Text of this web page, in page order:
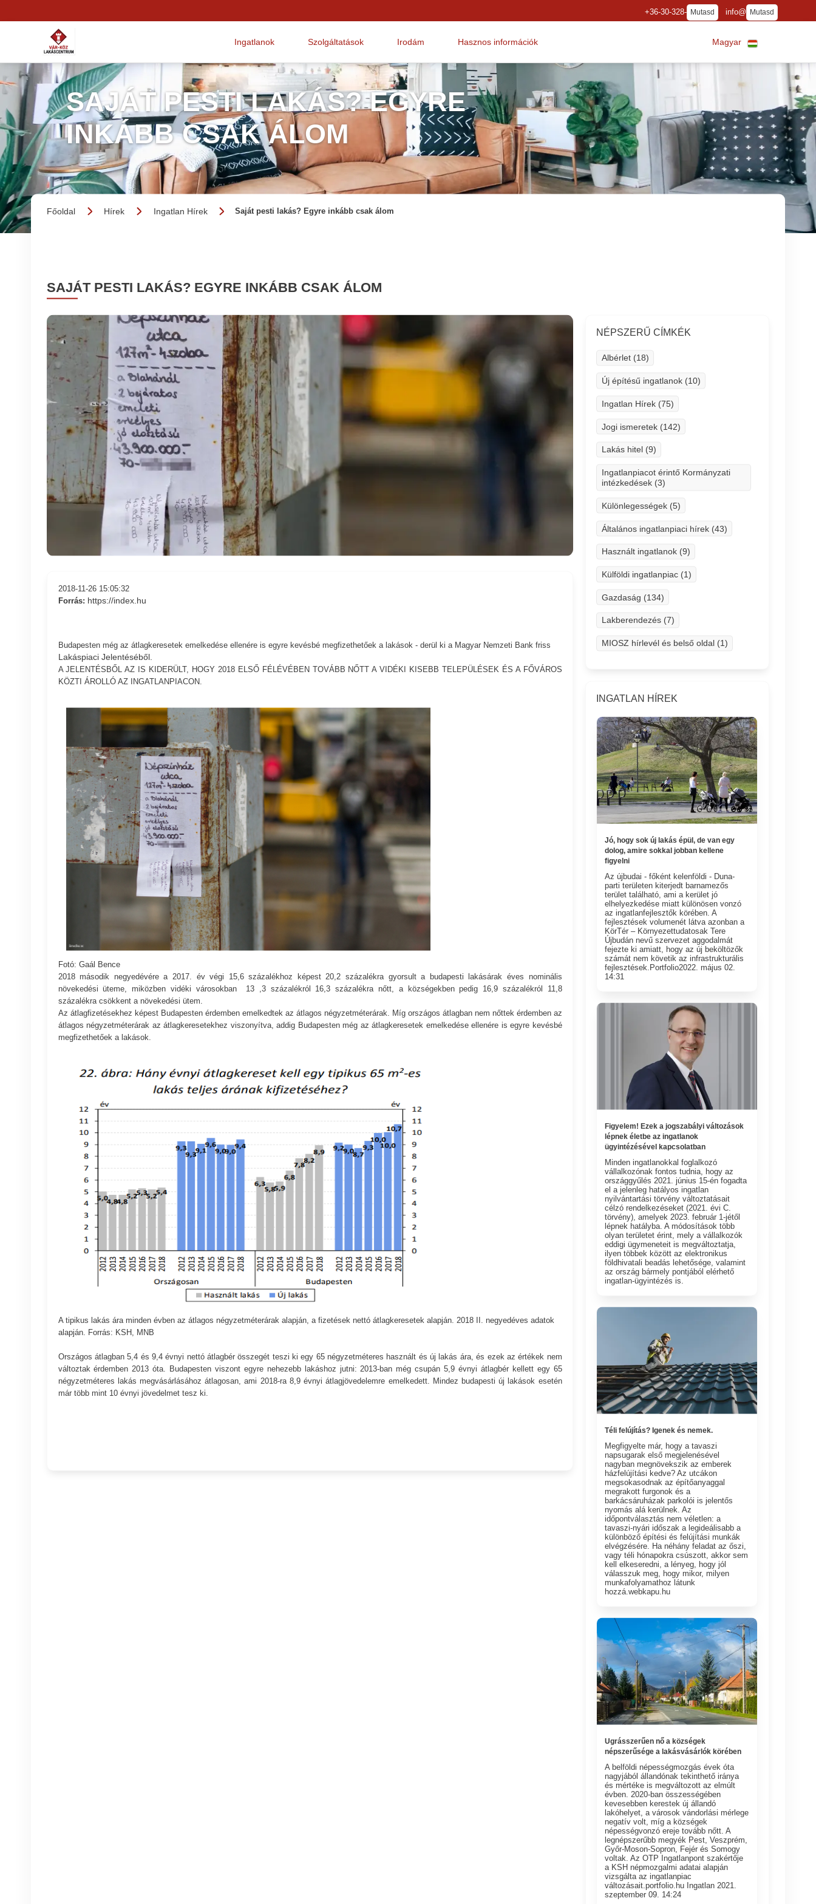
+36-30-328- Mutasd info@ Mutasd
Ingatlanok Szolgáltatások Irodám Hasznos információk Magyar
SAJÁT PESTI LAKÁS? EGYRE
INKÁBB CSAK ÁLOM
Főoldal Hírek Ingatlan Hírek Saját pesti lakás? Egyre inkább csak álom
SAJÁT PESTI LAKÁS? EGYRE INKÁBB CSAK ÁLOM
2018-11-26 15:05:32
Forrás: https://index.hu
Budapesten még az átlagkeresetek emelkedése ellenére is egyre kevésbé megfizethetőek a lakások - derül ki a Magyar Nemzeti Bank friss
Lakáspiaci Jelentéséből.
A JELENTÉSBŐL AZ IS KIDERÜLT, HOGY 2018 ELSŐ FÉLÉVÉBEN TOVÁBB NŐTT A VIDÉKI KISEBB TELEPÜLÉSEK ÉS A FŐVÁROS
KÖZTI ÁROLLÓ AZ INGATLANPIACON.
Fotó: Gaál Bence
2018 második negyedévére a 2017. év végi 15,6 százalékhoz képest 20,2 százalékra gyorsult a budapesti lakásárak éves nominális
növekedési üteme, miközben vidéki városokban 13 ,3 százalékról 16,3 százalékra nőtt, a községekben pedig 16,9 százalékról 11,8
százalékra csökkent a növekedési ütem.
Az átlagfizetésekhez képest Budapesten érdemben emelkedtek az átlagos négyzetméterárak. Míg országos átlagban nem nőttek érdemben az
átlagos négyzetméterárak az átlagkeresetekhez viszonyítva, addig Budapesten még az átlagkeresetek emelkedése ellenére is egyre kevésbé
megfizethetőek a lakások.
A tipikus lakás ára minden évben az átlagos négyzetméterárak alapján, a fizetések nettó átlagkeresetek alapján. 2018 II. negyedéves adatok
alapján. Forrás: KSH, MNB
Országos átlagban 5,4 és 9,4 évnyi nettó átlagbér összegét teszi ki egy 65 négyzetméteres használt és új lakás ára, és ezek az értékek nem
változtak érdemben 2013 óta. Budapesten viszont egyre nehezebb lakáshoz jutni: 2013-ban még csupán 5,9 évnyi átlagbér kellett egy 65
négyzetméteres lakás megvásárlásához átlagosan, ami 2018-ra 8,9 évnyi átlagjövedelemre emelkedett. Mindez budapesti új lakások esetén
már több mint 10 évnyi jövedelmet tesz ki.
NÉPSZERŰ CÍMKÉK
Albérlet (18)
Új építésű ingatlanok (10)
Ingatlan Hírek (75)
Jogi ismeretek (142)
Lakás hitel (9)
Ingatlanpiacot érintő Kormányzati
intézkedések (3)
Különlegességek (5)
Általános ingatlanpiaci hírek (43)
Használt ingatlanok (9)
Külföldi ingatlanpiac (1)
Gazdaság (134)
Lakberendezés (7)
MIOSZ hírlevél és belső oldal (1)
INGATLAN HÍREK
Jó, hogy sok új lakás épül, de van egy
dolog, amire sokkal jobban kellene
figyelni
Az újbudai - főként kelenföldi - Duna-
parti területen kiterjedt barnamezős
terület található, ami a kerület jó
elhelyezkedése miatt különösen vonzó
az ingatlanfejlesztők körében. A
fejlesztések volumenét látva azonban a
KörTér – Környezettudatosak Tere
Újbudán nevű szervezet aggodalmát
fejezte ki amiatt, hogy az új beköltözők
számát nem követik az infrastrukturális
fejlesztések.Portfolio2022. május 02.
14:31
Figyelem! Ezek a jogszabályi változások
lépnek életbe az ingatlanok
ügyintézésével kapcsolatban
Minden ingatlanokkal foglalkozó
vállalkozónak fontos tudnia, hogy az
országgyűlés 2021. június 15-én fogadta
el a jelenleg hatályos ingatlan
nyilvántartási törvény változtatásait
célzó rendelkezéseket (2021. évi C.
törvény), amelyek 2023. február 1-jétől
lépnek hatályba. A módosítások több
olyan területet érint, mely a vállalkozók
eddigi ügymeneteit is megváltoztatja,
ilyen többek között az elektronikus
földhivatali beadás lehetősége, valamint
az ország bármely pontjából elérhető
ingatlan-ügyintézés is.
Téli felújítás? Igenek és nemek.
Megfigyelte már, hogy a tavaszi
napsugarak első megjelenésével
nagyban megnövekszik az emberek
házfelújítási kedve? Az utcákon
megsokasodnak az építőanyaggal
megrakott furgonok és a
barkácsáruházak parkolói is jelentős
nyomás alá kerülnek. Az
időpontválasztás nem véletlen: a
tavaszi-nyári időszak a legideálisabb a
különböző építési és felújítási munkák
elvégzésére. Ha néhány feladat az őszi,
vagy téli hónapokra csúszott, akkor sem
kell elkeseredni, a lényeg, hogy jól
válasszuk meg, hogy mikor, milyen
munkafolyamathoz látunk
hozzá.webkapu.hu
Ugrásszerűen nő a községek
népszerűsége a lakásvásárlók körében
A belföldi népességmozgás évek óta
nagyjából állandónak tekinthető iránya
és mértéke is megváltozott az elmúlt
évben. 2020-ban összességében
kevesebben kerestek új állandó
lakóhelyet, a városok vándorlási mérlege
negatív volt, míg a községek
népességvonzó ereje tovább nőtt. A
legnépszerűbb megyék Pest, Veszprém,
Győr-Moson-Sopron, Fejér és Somogy
voltak. Az OTP Ingatlanpont szakértője
a KSH népmozgalmi adatai alapján
vizsgálta az ingatlanpiac
változásait.portfolio.hu Ingatlan 2021.
szeptember 09. 14:24